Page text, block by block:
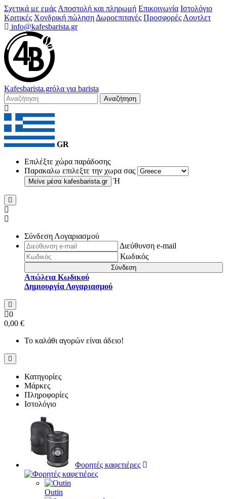
Σχετικά με εμάς Αποστολή και πληρωμή Επικοινωνία Ιστολόγιο
Κριτικές Χονδρική πώληση Δωροεπιταγές Προσφορές Αουτλετ
info@kafesbarista.gr
Kafesbarista.grόλα για barista
Αναζήτηση
GR
Επιλέξτε χώρα παράδοσης
Παρακαλω επιλεξτε την χωρα σας
Μείνε μέσα kafesbarista.gr Ή
Σύνδεση Λογαριασμού
Διεύθυνση e-mail
Κωδικός
Σύνδεση
Απώλεια Κωδικού
Δημιουργία Λογαριασμού
0
0,00 €
Το καλάθι αγορών είναι άδειο!
Κατηγορίες
Μάρκες
Πληροφορίες
Ιστολόγιο
Φορητές καφετιέρες
Outin